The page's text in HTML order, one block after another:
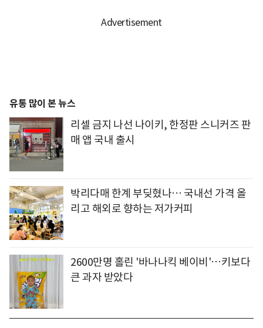
유통 많이 본 뉴스
리셀 금지 나선 나이키, 한정판 스니커즈 판
매 앱 국내 출시
박리다매 한계 부딪혔나… 국내선 가격 올
리고 해외로 향하는 저가커피
2600만명 홀린 '바나나킥 베이비'…키보다
큰 과자 받았다